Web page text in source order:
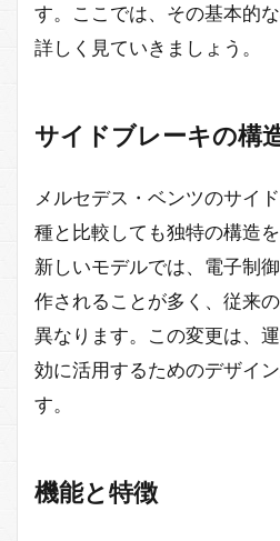
す。ここでは、その基本的
詳しく見ていきましょう。
サイドブレーキの構
メルセデス・ベンツのサイ
種と比較しても独特の構造
新しいモデルでは、電子制
作されることが多く、従来
異なります。この変更は、
効に活用するためのデザイ
す。
機能と特徴